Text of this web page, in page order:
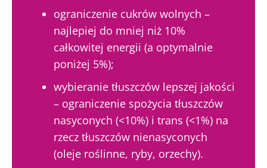
ograniczenie cukrów wolnych –
najlepiej do mniej niż 10%
całkowitej energii (a optymalnie
poniżej 5%);
wybieranie tłuszczów lepszej jakości
– ograniczenie spożycia tłuszczów
nasyconych (<10%) i trans (<1%) na
rzecz tłuszczów nienasyconych
(oleje roślinne, ryby, orzechy).
Przekierowanie
Zamierzasz przekierować i opuszczać naszą
stronę internetową
Zostać przekierowany
Dołącz do społeczności mikrobioty i raz w
miesiącu odbieraj „The Essential”, aby być na
bieżąco z najnowszymi informacjami o
mikrobiocie
Chcę zaprenumerować inne wiadomości z
Chcę zaprenumerować inne wiadomości z
Biocodexu
korzystaniaipolityka ochrony danych
osobowychBiocodex Microbiota Institute.
* Pole obowiązkowe
BMI 20-35